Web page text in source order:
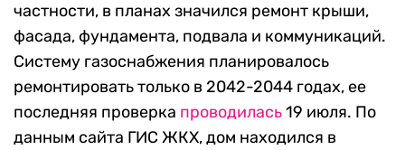
частности, в планах значился ремонт крыши,
фасада, фундамента, подвала и коммуникаций.
Систему газоснабжения планировалось
ремонтировать только в 2042-2044 годах, ее
последняя проверка проводилась19 июля. По
данным сайта ГИС ЖКХ, дом находился в